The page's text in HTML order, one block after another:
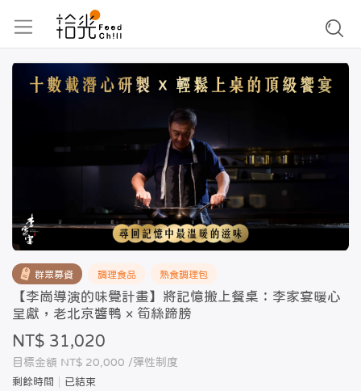
群眾募資 調理食品 熟食調理包
【李崗導演的味覺計畫】將記憶搬上餐桌：李家宴暖心
呈獻，老北京醬鴨 × 筍絲蹄膀
NT$ 31,020
目標金額 NT$ 20,000 /彈性制度
剩餘時間
已結束